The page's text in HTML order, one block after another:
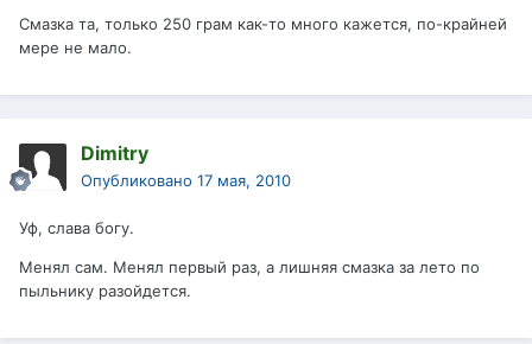
Смазка та, только 250 грам как-то много кажется, по-крайней
мере не мало.
Dimitry
Опубликовано 17 мая, 2010
Уф, слава богу.
Менял сам. Менял первый раз, а лишняя смазка за лето по
пыльнику разойдется.